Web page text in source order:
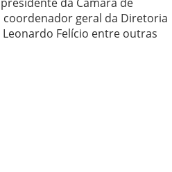
coordenador geral da Diretoria
Leonardo Felício entre outras